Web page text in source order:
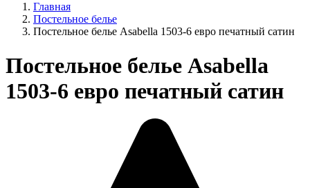
Главная
Постельное белье
Постельное белье Asabella 1503-6 евро печатный сатин
Постельное белье Asabella
1503-6 евро печатный сатин